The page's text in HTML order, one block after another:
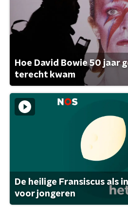
Hoe David Bowie 50 jaar
terecht kwam
De heilige Fransiscus als
voor jongeren